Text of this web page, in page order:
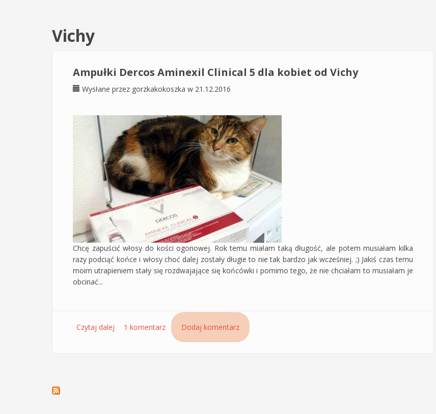
Vichy
Ampułki Dercos Aminexil Clinical 5 dla kobiet od Vichy
Wysłane przez gorzkakokoszka w 21.12.2016
Chcę zapuścić włosy do kości ogonowej. Rok temu miałam taką długość, ale potem musiałam kilka
razy podciąć końce i włosy choć dalej zostały długie to nie tak bardzo jak wcześniej. ;) Jakiś czas temu
moim utrapieniem stały się rozdwajające się końcówki i pomimo tego, że nie chciałam to musiałam je
obcinać...
Czytaj dalej wpis Ampułki Dercos Aminexil Clinical 5 dla kobiet od Vichy
1 komentarz Dodaj komentarz